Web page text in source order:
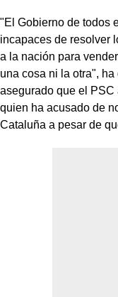
"El Gobierno de todos
incapaces de resolver
a la nación para
una cosa ni la otra",
asegurado que el
quien ha acusado de
Cataluña a pesar de